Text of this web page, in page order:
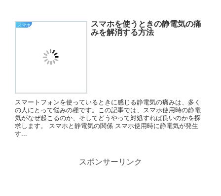
スマホ
スマホを使うときの静電気の痛
みを解消する方法
スマートフォンを使っているときに感じる静電気の痛みは、多く
の人にとって悩みの種です。この記事では、スマホ使用時の静電
気がなぜ起こるのか、そしてどうやって対処すれば良いのかを探
求します。 スマホと静電気の関係 スマホ使用時に静電気が発生
す...
スポンサーリンク